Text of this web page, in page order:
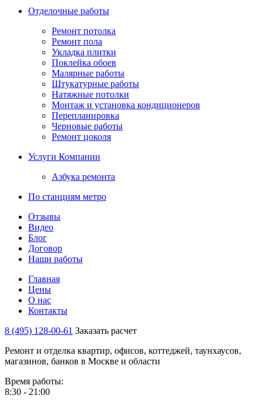
Отделочные работы
Ремонт потолка
Ремонт пола
Укладка плитки
Поклейка обоев
Малярные работы
Штукатурные работы
Натяжные потолки
Монтаж и установка кондиционеров
Перепланировка
Черновые работы
Ремонт цоколя
Услуги Компании
Азбука ремонта
По станциям метро
Отзывы
Видео
Блог
Договор
Наши работы
Главная
Цены
О нас
Контакты
8 (495) 128-00-61 Заказать расчет
Ремонт и отделка квартир, офисов, коттеджей, таунхаусов,
магазинов, банков в Москве и области
Время работы:
8:30 - 21:00